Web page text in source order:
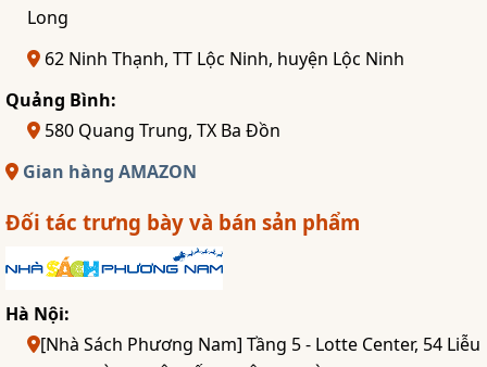
Long
62 Ninh Thạnh, TT Lộc Ninh, huyện Lộc Ninh
Quảng Bình:
580 Quang Trung, TX Ba Đồn
Gian hàng AMAZON
Đối tác trưng bày và bán sản phẩm
Hà Nội:
[Nhà Sách Phương Nam] Tầng 5 - Lotte Center, 54 Liễu